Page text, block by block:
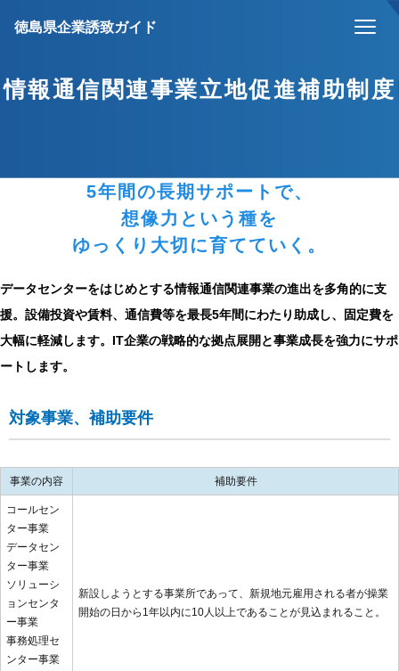
徳島県企業誘致ガイド
情報通信関連事業立地促進補助制度
5年間の長期サポートで、
想像力という種を
ゆっくり大切に育てていく。
データセンターをはじめとする情報通信関連事業の進出を多角的に支
援。設備投資や賃料、通信費等を最長5年間にわたり助成し、固定費を
大幅に軽減します。IT企業の戦略的な拠点展開と事業成長を強力にサポ
ートします。
報
信
関
連
事
業
立
地
対象事業、補助要件
事業の内容 補助要件
コールセン
ター事業
データセン
ター事業
ソリューシ
ョンセンタ
ー事業
事務処理セ
ンター事業
新設しようとする事業所であって、新規地元雇用される者が操業
開始の日から1年以内に10人以上であることが見込まれること。